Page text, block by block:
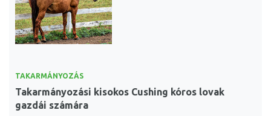
TAKARMÁNYOZÁS
Takarmányozási kisokos Cushing kóros lovak
gazdái számára